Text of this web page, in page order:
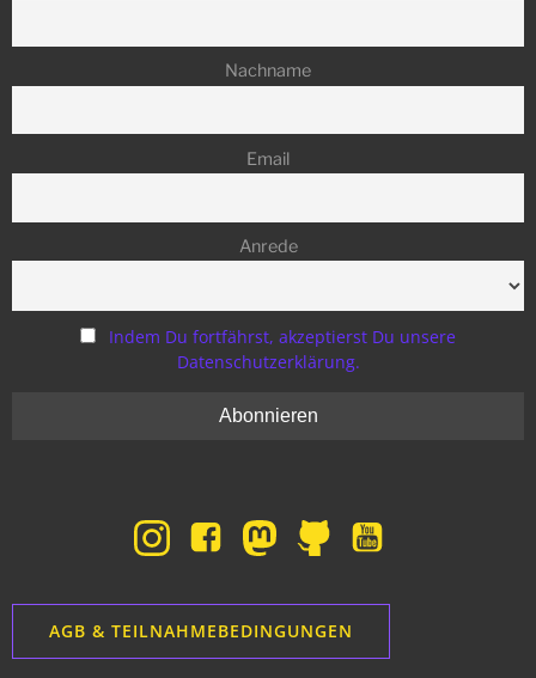
Nachname
Email
Anrede
Indem Du fortfährst, akzeptierst Du unsere
Datenschutzerklärung.
AGB & TEILNAHMEBEDINGUNGEN